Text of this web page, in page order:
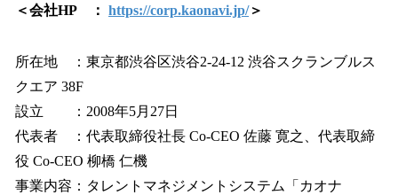
＜会社HP ： https://corp.kaonavi.jp/＞
所在地 ：東京都渋谷区渋谷2-24-12 渋谷スクランブルス
クエア 38F
設立 ：2008年5月27日
代表者 ：代表取締役社長 Co-CEO 佐藤 寛之、代表取締
役 Co-CEO 柳橋 仁機
事業内容：タレントマネジメントシステム「カオナ